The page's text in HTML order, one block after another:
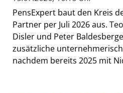
PensExpert baut den Kreis
Partner per Juli 2026 aus.
Disler und Peter
zusätzliche
nachdem bereits 2025 mit